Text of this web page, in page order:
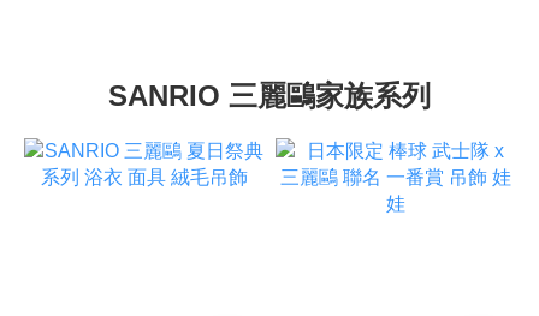
SANRIO 三麗鷗家族系列